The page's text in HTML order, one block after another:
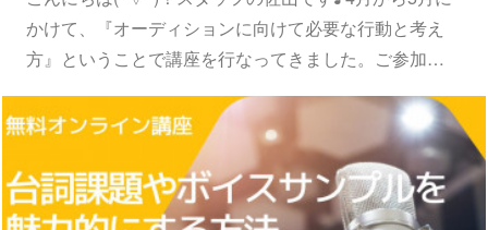
かけて、『オーディションに向けて必要な行動と考え
方』ということで講座を行なってきました。ご参加…